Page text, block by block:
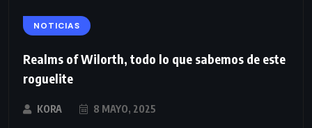
NOTICIAS
Realms of Wilorth, todo lo que sabemos de este
roguelite
KORA 8 MAYO, 2025